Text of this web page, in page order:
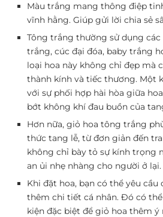
Màu trắng mang thông điệp
vĩnh hằng. Giúp gửi lời chia sẻ
Tông trắng thường sử dụng các
trắng, cúc đại đóa, baby trắng
loại hoa này không chỉ đẹp mà
thành kính và tiếc thương. Một
với sự phối hợp hài hòa giữa
bớt không khí đau buồn của
Hơn nữa, giỏ hoa tông trắng
thức tang lễ, từ đơn giản đến
không chỉ bày tỏ sự kính trọng
an ủi nhẹ nhàng cho người ở lại.
Khi đặt hoa, bạn có thể yêu
thêm chi tiết cá nhân. Đó có
kiện đặc biệt để giỏ hoa thêm ý